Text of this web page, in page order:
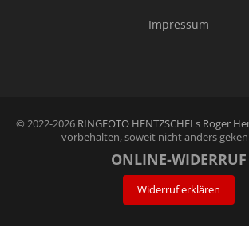
Impressum
© 2022-2026 RINGFOTO HENTZSCHELs Roger
vorbehalten, soweit nicht anders
ONLINE-WIDERRUF
Widerruf erklären